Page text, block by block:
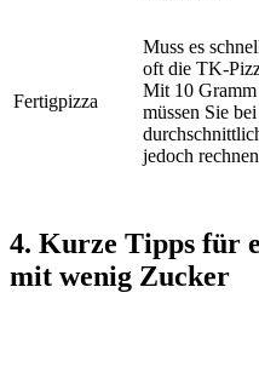
Fertigpizza
Muss es
oft die TK-
Mit 10
müssen Sie
jedoch
4. Kurze Tipps für
mit wenig Zucker